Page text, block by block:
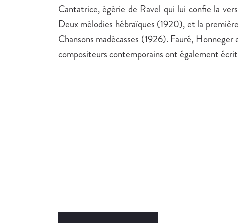
Cantatrice, égérie de Ravel qui lui confie la
Deux mélodies hébraïques (1920), et la
Chansons madécasses (1926). Fauré,
compositeurs contemporains ont également